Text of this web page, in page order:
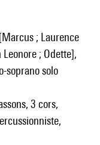
; Odette],
soprano solo
3 cors,